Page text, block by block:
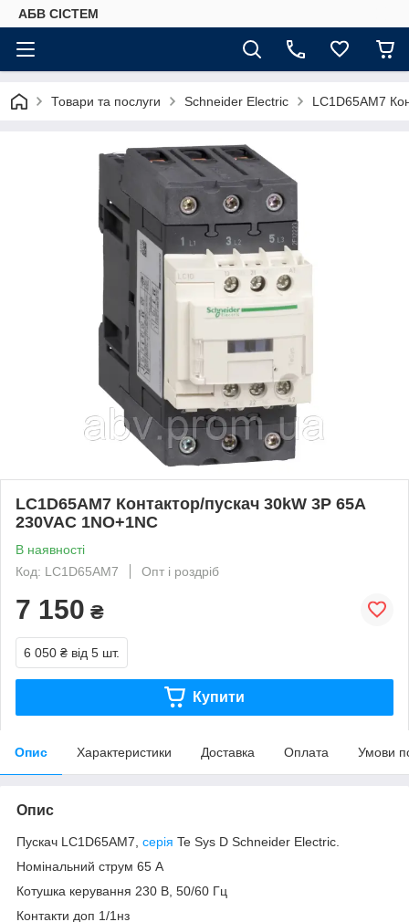
АБВ СІСТЕМ
Товари та послуги Schneider Electric LC1D65AM7
LC1D65AM7 Контактор/пускач 30kW 3P 65A
230VAC 1NO+1NC
В наявності
Код: LC1D65AM7
Опт і роздріб
7 150 ₴
6 050 ₴ від 5 шт.
Купити
Опис Характеристики Доставка Оплата Умови
Опис
Пускач LC1D65AM7, серія Te Sys D Schneider Electric.
Номінальний струм 65 А
Котушка керування 230 В, 50/60 Гц
Контакти доп 1/1нз